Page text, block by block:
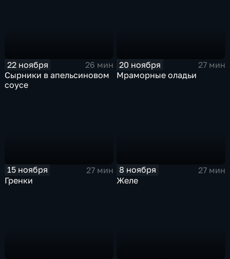
22 ноября
26 мин
Сырники в апельсиновом
соусе
20 ноября
27 мин
Мраморные оладьи
15 ноября
27 мин
Гренки
8 ноября
27 мин
Желе